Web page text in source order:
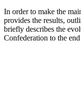
In order to make the
provides the results,
briefly describes the
Confederation to the